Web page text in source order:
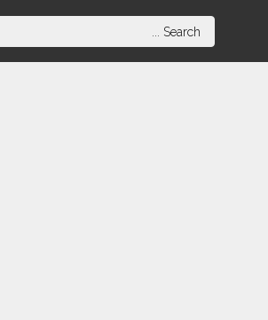
content
Search
for: